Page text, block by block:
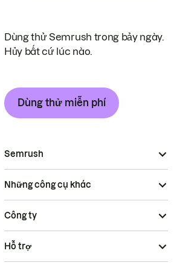
Dùng thử Semrush trong bảy ngày.
Hủy bất cứ lúc nào.
Dùng thử miễn phí
Semrush
Những công cụ khác
Công ty
Hỗ trợ